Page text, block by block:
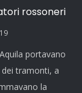
rossoneri
portavano
tramonti, a
la